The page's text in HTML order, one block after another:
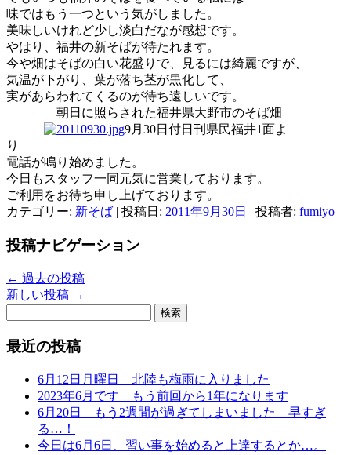
味ではもう一つという気がしました。
美味しいけれど少し淡白だなが感想です。
やはり、福井の新そばが待たれます。
今や畑はそばの白い花盛りで、見るには綺麗ですが、
気温が下がり、葉が落ち茎が黒化して、
実があらわれてくるのが待ち遠しいです。
朝日に照らされた福井県大野市のそば畑
9月30日付日刊県民福井1面よ
電話が鳴り始めました。
今日もスタッフ一同元気に営業しております。
ご利用をお待ち申し上げております。
カテゴリー: 新そば | 投稿日: 2011年9月30日 | 投稿者: fumiyo
投稿ナビゲーション
← 過去の投稿
新しい投稿 →
最近の投稿
6月12日月曜日 北陸も梅雨に入りました
2023年6月です もう前回から1年になります
6月20日 もう2週間が過ぎてしまいました 早すぎ
る…！
今日は6月6日、習い事を始めると上達するとか…。